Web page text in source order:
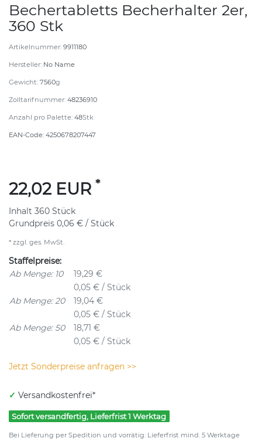
Bechertabletts Becherhalter 2er,
360 Stk
Artikelnummer: 9911180
Hersteller: No Name
Gewicht: 7560g
Zolltarifnummer: 48236910
Anzahl pro Palette: 48Stk
EAN-Code: 4250678207447
22,02 EUR *
Inhalt 360 Stück
Grundpreis 0,06 € / Stück
* zzgl. ges. MwSt.
Staffelpreise:
Ab Menge: 10
19,29 €
0,05 € / Stück
Ab Menge: 20
19,04 €
0,05 € / Stück
Ab Menge: 50
18,71 €
0,05 € / Stück
Jetzt Sonderpreise anfragen >>
✓ Versandkostenfrei*
Sofort versandfertig, Lieferfrist 1 Werktag
Bei Lieferung per Spedition und vorrätig: Lieferfrist mind. 5 Werktage